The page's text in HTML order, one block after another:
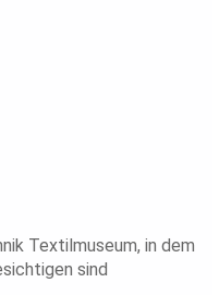
Textilmuseum, in dem
sind